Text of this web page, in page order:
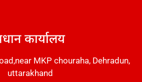
कार्यालय
MKP chouraha, Dehradun,
uttarakhand